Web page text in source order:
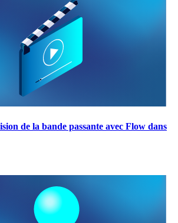
de la bande passante avec Flow dans